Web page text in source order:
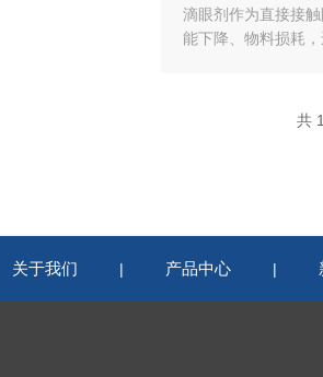
滴眼剂作为直接接
能下降、物料损耗
共
关于我们 | 产品中心 |